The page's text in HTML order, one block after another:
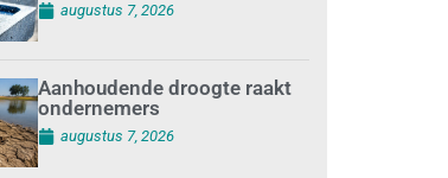
augustus 7, 2026
Aanhoudende droogte raakt
ondernemers
augustus 7, 2026